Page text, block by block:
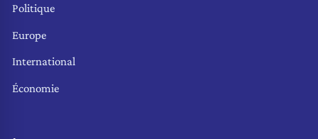
Politique
Europe
International
Économie